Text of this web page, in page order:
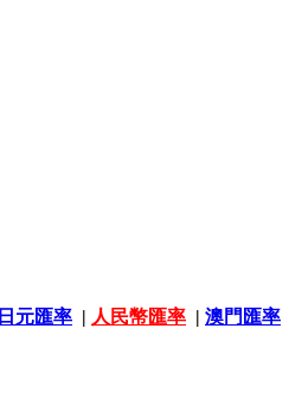
日元匯率 | 人民幣匯率 | 澳門匯率